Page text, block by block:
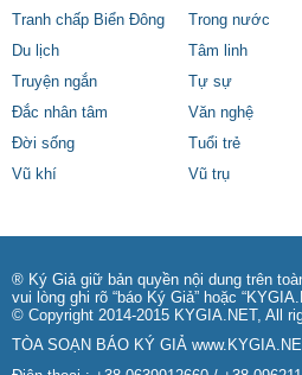
Tranh chấp Biển Đông
Trong nước
Du lịch
Tâm linh
Truyện ngắn
Tự sự
Đắc nhân tâm
Văn nghệ
Đời sống
Tuổi trẻ
Vũ khí
Vũ trụ
® Ký Giả giữ bản quyền nội dung trên
vui lòng ghi rõ “báo Ký Giả” hoặc
© Copyright 2014-2015 KYGIA.NET, All
TÒA SOẠN BÁO KÝ GIẢ